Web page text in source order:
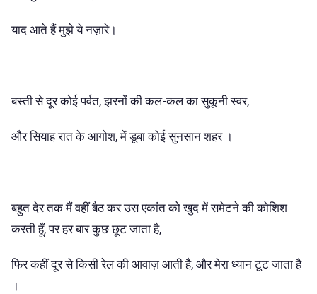
याद आते हैं मुझे ये नज़ारे।
बस्ती से दूर कोई पर्वत, झरनों की कल-कल का सुकूनी स्वर,
और सियाह रात के आगोश, में डूबा कोई सुनसान शहर ।
बहुत देर तक मैं वहीं बैठ कर उस एकांत को खुद में समेटने की कोशिश
करती हूँ, पर हर बार कुछ छूट जाता है,
फिर कहीं दूर से किसी रेल की आवाज़ आती है, और मेरा ध्यान टूट जाता है
।